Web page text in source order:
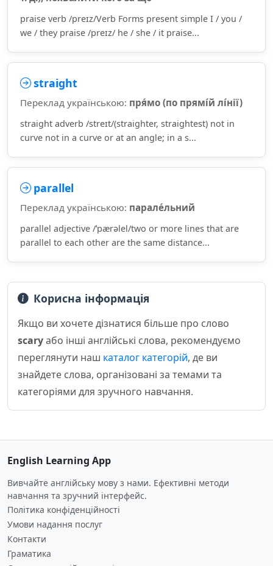
praise verb /preɪz/Verb Forms present simple I / you /
we / they praise /preɪz/ he / she / it praise...
straight
Переклад українською: пря́мо (по прямі́й лі́нії)
straight adverb /streɪt/(straighter, straightest) not in
curve not in a curve or at an angle; in a s...
parallel
Переклад українською: парале́льний
parallel adjective /ˈpærəlel/two or more lines that are
parallel to each other are the same distance...
Корисна інформація
Якщо ви хочете дізнатися більше про слово
scaryабо інші англійські слова, рекомендуємо
переглянути наш каталог категорій, де ви
знайдете слова, організовані за темами та
категоріями для зручного навчання.
English Learning App
Вивчайте англійську мову з нами. Ефективні методи
навчання та зручний інтерфейс.
Політика конфіденційності
Умови надання послуг
Контакти
Граматика